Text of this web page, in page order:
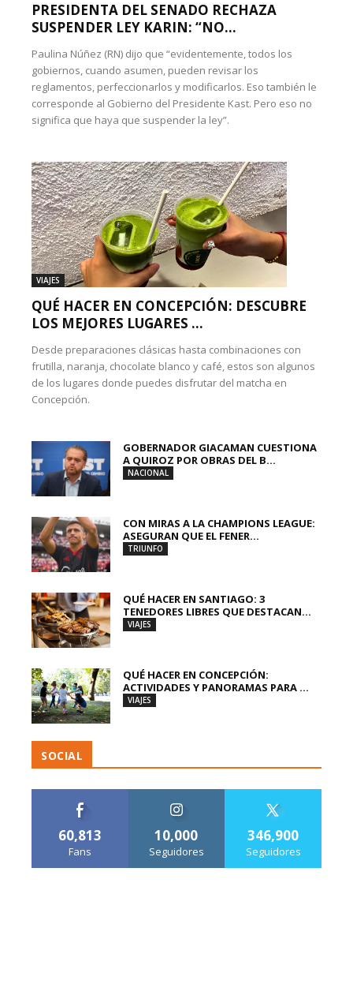
PRESIDENTA DEL SENADO RECHAZA
SUSPENDER LEY KARIN: “NO...
Paulina Núñez (RN) dijo que “evidentemente, todos los
gobiernos, cuando asumen, pueden revisar los
reglamentos, perfeccionarlos y modificarlos. Eso también le
corresponde al Gobierno del Presidente Kast. Pero eso no
significa que haya que suspender la ley”.
VIAJES
QUÉ HACER EN CONCEPCIÓN: DESCUBRE
LOS MEJORES LUGARES ...
Desde preparaciones clásicas hasta combinaciones con
frutilla, naranja, chocolate blanco y café, estos son algunos
de los lugares donde puedes disfrutar del matcha en
Concepción.
GOBERNADOR GIACAMAN CUESTIONA
A QUIROZ POR OBRAS DEL B...
NACIONAL
CON MIRAS A LA CHAMPIONS LEAGUE:
ASEGURAN QUE EL FENER...
TRIUNFO
QUÉ HACER EN SANTIAGO: 3
TENEDORES LIBRES QUE DESTACAN...
VIAJES
QUÉ HACER EN CONCEPCIÓN:
ACTIVIDADES Y PANORAMAS PARA ...
VIAJES
SOCIAL
60,813
Fans
10,000
Seguidores
346,900
Seguidores